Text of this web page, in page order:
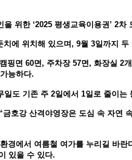
위한 ‘2025 평생교육이용권’ 2
에 위치해 있으며, 9월 3일까지 두
핑면 60면, 주차장 57면, 화장실 2
능하다.
일도 기존 주 2일에서 1일로 줄이는
호강 산격야영장은 도심 속 자연
경에서 여름철 여가를 누리길 바
있을 수 있다.